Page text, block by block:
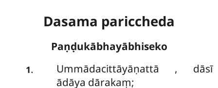
Dasama pariccheda
Paṇḍukābhayābhiseko
1. Ummādacittāyāṇattā , dāsī
ādāya dārakaṃ;